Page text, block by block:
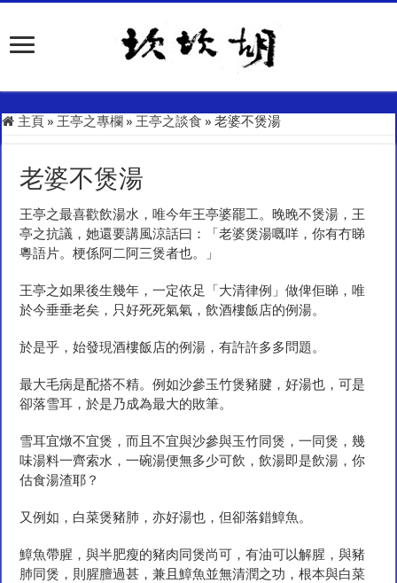
主頁 » 王亭之專欄 » 王亭之談食 » 老婆不煲湯
老婆不煲湯
王亭之最喜歡飲湯水，唯今年王亭婆罷工。晚晚不煲湯，王
亭之抗議，她還要講風涼話曰：「老婆煲湯嘅咩，你有冇睇
粵語片。梗係阿二阿三煲者也。」
王亭之如果後生幾年，一定依足「大清律例」做俾佢睇，唯
於今垂垂老矣，只好死死氣氣，飲酒樓飯店的例湯。
於是乎，始發現酒樓飯店的例湯，有許許多多問題。
最大毛病是配搭不精。例如沙參玉竹煲豬腱，好湯也，可是
卻落雪耳，於是乃成為最大的敗筆。
雪耳宜燉不宜煲，而且不宜與沙參與玉竹同煲，一同煲，幾
味湯料一齊索水，一碗湯便無多少可飲，飲湯即是飲湯，你
估食湯渣耶？
又例如，白菜煲豬肺，亦好湯也，但卻落錯鱆魚。
鱆魚帶腥，與半肥瘦的豬肉同煲尚可，有油可以解腥，與豬
肺同煲，則腥膻過甚，兼且鱆魚並無清潤之功，根本與白菜